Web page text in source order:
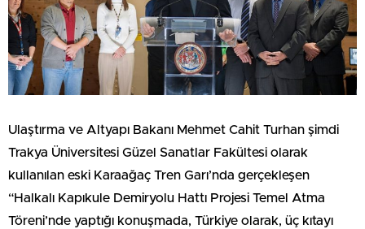
Ulaştırma ve Altyapı Bakanı Mehmet Cahit Turhan şimdi
Trakya Üniversitesi Güzel Sanatlar Fakültesi olarak
kullanılan eski Karaağaç Tren Garı’nda gerçekleşen
“Halkalı Kapıkule Demiryolu Hattı Projesi Temel Atma
Töreni’nde yaptığı konuşmada, Türkiye olarak, üç kıtayı